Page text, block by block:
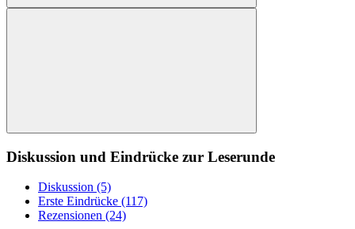
Diskussion und Eindrücke zur Leserunde
Diskussion (5)
Erste Eindrücke (117)
Rezensionen (24)